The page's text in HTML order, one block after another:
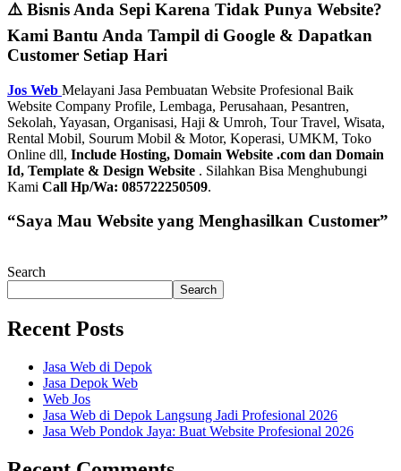
⚠️ Bisnis Anda Sepi Karena Tidak Punya Website?
Kami Bantu Anda Tampil di Google & Dapatkan
Customer Setiap Hari
Jos Web Melayani Jasa Pembuatan Website Profesional Baik
Website Company Profile, Lembaga, Perusahaan, Pesantren,
Sekolah, Yayasan, Organisasi, Haji & Umroh, Tour Travel, Wisata,
Rental Mobil, Sourum Mobil & Motor, Koperasi, UMKM, Toko
Online dll, Include Hosting, Domain Website .com dan Domain
Id, Template & Design Website . Silahkan Bisa Menghubungi
Kami Call Hp/Wa: 085722250509.
“Saya Mau Website yang Menghasilkan Customer”
Search
Search
Recent Posts
Jasa Web di Depok
Jasa Depok Web
Web Jos
Jasa Web di Depok Langsung Jadi Profesional 2026
Jasa Web Pondok Jaya: Buat Website Profesional 2026